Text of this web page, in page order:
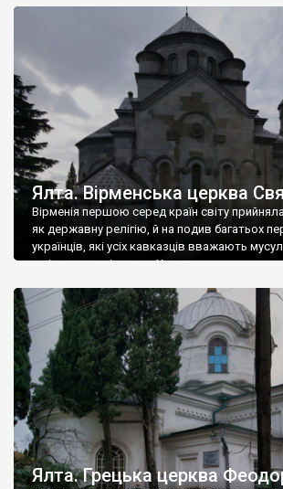
Херсонесі Володимир-язичник, став
А потім було Хрещення Русі. На честь
Ялта. Вірменська церква
Вірменія першою серед країн світу
як державну релігію, й на подив багатьох
українців, які усіх кавказців вважають
є відданими вірянами Христа
Ялта. Грецька церква